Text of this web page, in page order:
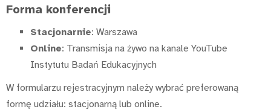
Forma konferencji
Stacjonarnie: Warszawa
Online: Transmisja na żywo na kanale YouTube
Instytutu Badań Edukacyjnych
W formularzu rejestracyjnym należy wybrać preferowaną
formę udziału: stacjonarną lub online.